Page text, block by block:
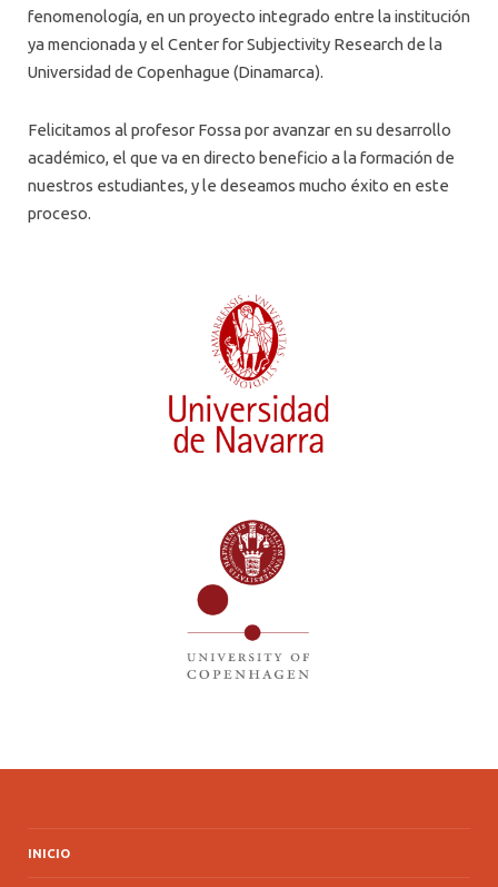
fenomenología, en un proyecto integrado entre la institución
ya mencionada y el Center for Subjectivity Research de la
Universidad de Copenhague (Dinamarca).
Felicitamos al profesor Fossa por avanzar en su desarrollo
académico, el que va en directo beneficio a la formación de
nuestros estudiantes, y le deseamos mucho éxito en este
proceso.
INICIO